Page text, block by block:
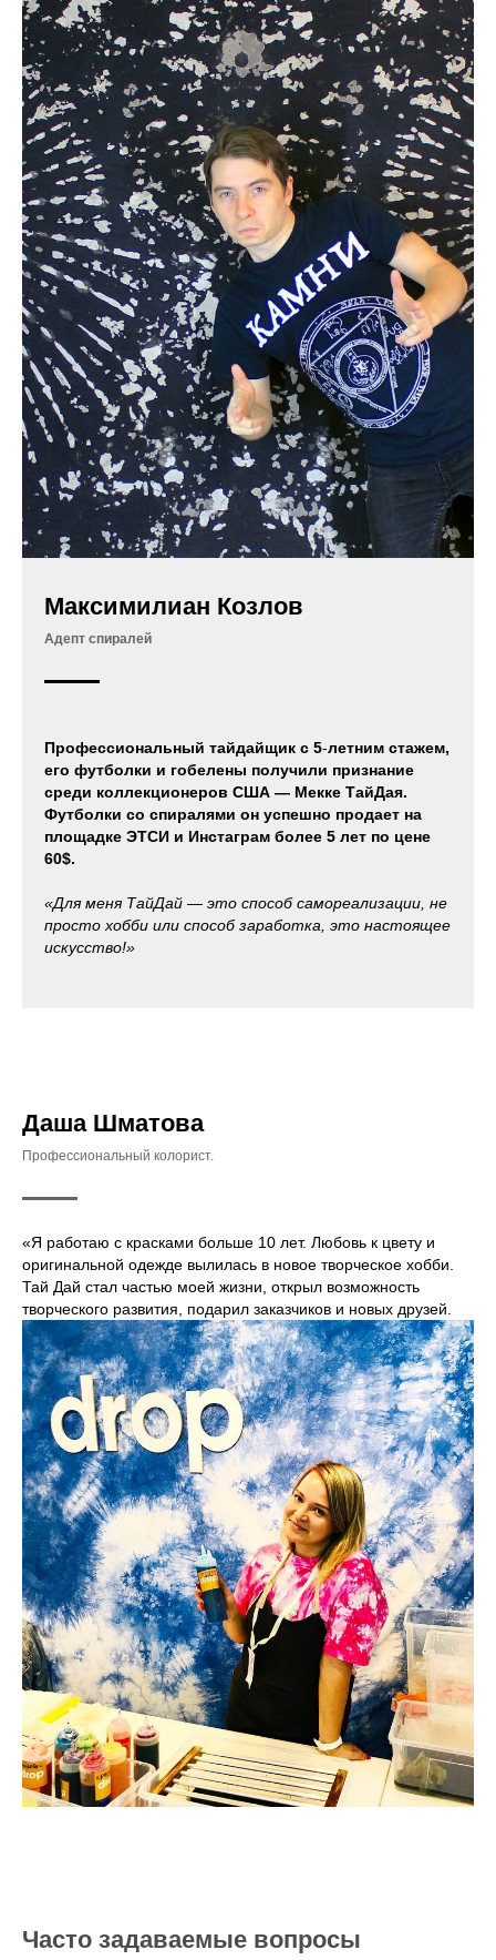
Максимилиан Козлов
Адепт спиралей
Профессиональный тайдайщик с 5‑летним стажем,
его футболки и гобелены получили признание
среди коллекционеров США — Мекке ТайДая.
Футболки со спиралями он успешно продает на
площадке ЭТСИ и Инстаграм более 5 лет по цене
60$.
«Для меня ТайДай — это способ самореализации, не
просто хобби или способ заработка, это настоящее
искусство!»
Даша Шматова
Профессиональный колорист.
«Я работаю с красками больше 10 лет. Любовь к цвету и
оригинальной одежде вылилась в новое творческое хобби.
Тай Дай стал частью моей жизни, открыл возможность
творческого развития, подарил заказчиков и новых друзей.
Часто задаваемые вопросы